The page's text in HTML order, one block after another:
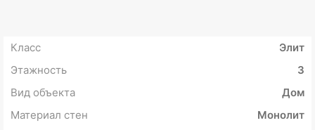
Класс
Элит
Этажность
3
Вид объекта
Дом
Материал стен
Монолит